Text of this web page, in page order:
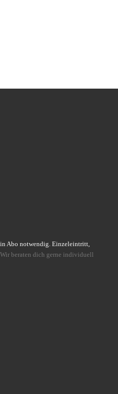
Abo notwendig. Einzeleintritt,
Wir beraten dich gerne individuell